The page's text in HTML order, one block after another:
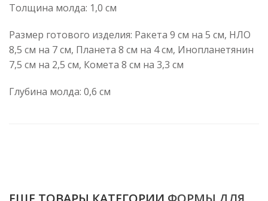
Толщина молда: 1,0 см
Размер готового изделия: Ракета 9 см на 5 см, НЛО
8,5 см на 7 см, Планета 8 см на 4 см, Инопланетянин
7,5 см на 2,5 см, Комета 8 см на 3,3 см
Глубина молда: 0,6 см